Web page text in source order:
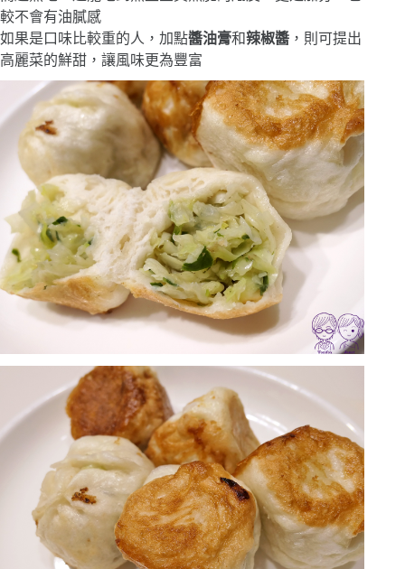
較不會有油膩感
如果是口味比較重的人，加點醬油膏和辣椒醬 ，則可提出
高麗菜的鮮甜，讓風味更為豐富